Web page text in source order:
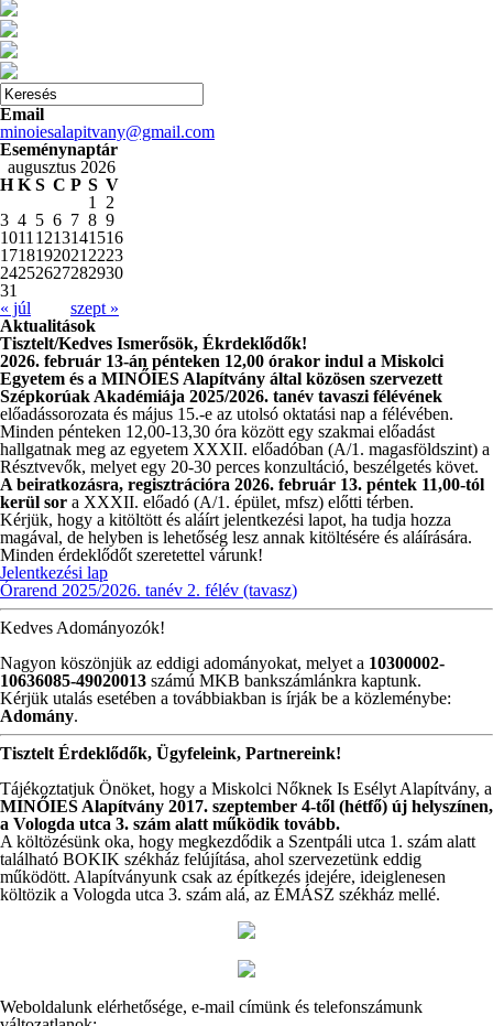
Email
minoiesalapitvany@gmail.com
Eseménynaptár
augusztus 2026
H K S C P S V
« júl szept »
1
2
3 4 5 6 7 8 9
1011 1213141516
1718192021 2223
24252627282930
31
Aktualitások
Tisztelt/Kedves Ismerősök, Ékrdeklődők!
2026. február 13-án pénteken 12,00 órakor indul a Miskolci
Egyetem és a MINŐIES Alapítvány által közösen szervezett
Szépkorúak Akadémiája 2025/2026. tanév tavaszi félévének
előadássorozata és május 15.-e az utolsó oktatási nap a félévében.
Minden pénteken 12,00-13,30 óra között egy szakmai előadást
hallgatnak meg az egyetem XXXII. előadóban (A/1. magasföldszint) a
Résztvevők, melyet egy 20-30 perces konzultáció, beszélgetés követ.
A beiratkozásra, regisztrációra 2026. február 13. péntek 11,00-tól
kerül sor a XXXII. előadó (A/1. épület, mfsz) előtti térben.
Kérjük, hogy a kitöltött és aláírt jelentkezési lapot, ha tudja hozza
magával, de helyben is lehetőség lesz annak kitöltésére és aláírására.
Minden érdeklődőt szeretettel várunk!
Jelentkezési lap
Órarend 2025/2026. tanév 2. félév (tavasz)
Kedves Adományozók!
Nagyon köszönjük az eddigi adományokat, melyet a 10300002-
10636085-49020013 számú MKB bankszámlánkra kaptunk.
Kérjük utalás esetében a továbbiakban is írják be a közleménybe:
Adomány.
Tisztelt Érdeklődők, Ügyfeleink, Partnereink!
Tájékoztatjuk Önöket, hogy a Miskolci Nőknek Is Esélyt Alapítvány, a
MINŐIES Alapítvány 2017. szeptember 4-től (hétfő) új helyszínen,
a Vologda utca 3. szám alatt működik tovább.
A költözésünk oka, hogy megkezdődik a Szentpáli utca 1. szám alatt
található BOKIK székház felújítása, ahol szervezetünk eddig
működött. Alapítványunk csak az építkezés idejére, ideiglenesen
költözik a Vologda utca 3. szám alá, az ÉMÁSZ székház mellé.
Weboldalunk elérhetősége, e-mail címünk és telefonszámunk